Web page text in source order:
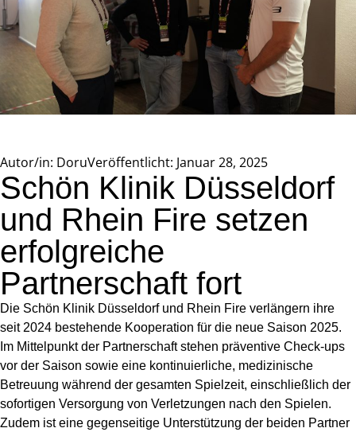
Autor/in: DoruVeröffentlicht: Januar 28, 2025
Schön Klinik Düsseldorf
und Rhein Fire setzen
erfolgreiche
Partnerschaft fort
Die Schön Klinik Düsseldorf und Rhein Fire verlängern ihre
seit 2024 bestehende Kooperation für die neue Saison 2025.
Im Mittelpunkt der Partnerschaft stehen präventive Check-ups
vor der Saison sowie eine kontinuierliche, medizinische
Betreuung während der gesamten Spielzeit, einschließlich der
sofortigen Versorgung von Verletzungen nach den Spielen.
Zudem ist eine gegenseitige Unterstützung der beiden Partner